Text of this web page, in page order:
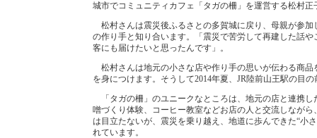
城市でコミュニティカフェ「タガの柵」を運営する松村
松村さんは震災後ふるさとの多賀城に戻り、母親が参
の作り手と知り合います。「震災で苦労して再建した話
客にも届けたいと思ったんです」。
松村さんは地元の小さな店や作り手の思いが伝わる商
を身につけます。そうして2014年夏、JR陸前山王駅の目
「タガの柵」のユニークなところは、地元の店と連携
噌づくり体験、コーヒー教室などお店の人と交流しなが
は目立たないが、震災を乗り越え、地道に歩んできた“小
れています。